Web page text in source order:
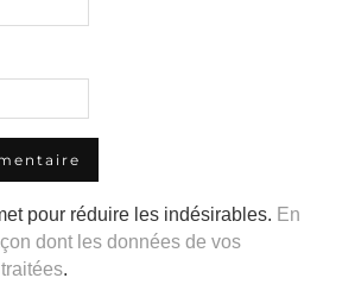
pour réduire les indésirables. En
dont les données de vos
.